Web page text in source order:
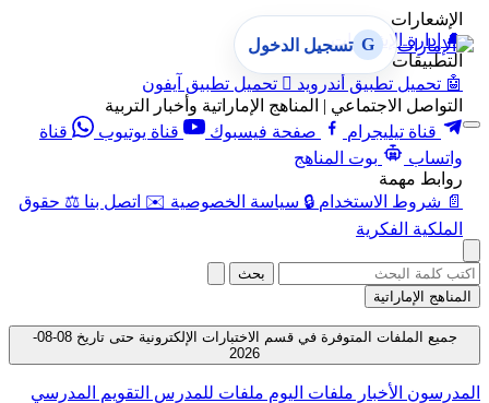
الإشعارات
🔔 إدارة الإشعارات
التطبيقات
🤖 تحميل تطبيق أندرويد  تحميل تطبيق آيفون
التواصل الاجتماعي | المناهج الإماراتية وأخبار التربية
قناة تيليجرام
صفحة فيسبوك قناة يوتيوب
قناة
واتساب
بوت المناهج
روابط مهمة
📄 شروط الاستخدام 🔒 سياسة الخصوصية ✉️ اتصل بنا ⚖️ حقوق
الملكية الفكرية
G تسجيل الدخول
بحث
المناهج الإماراتية
جميع الملفات المتوفرة في قسم الاختبارات الإلكترونية حتى تاريخ 08-08-
2026
المدرسون الأخبار ملفات اليوم ملفات للمدرس التقويم المدرسي